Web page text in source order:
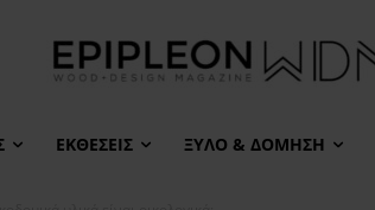
ΕΚΘΈΣΕΙΣ ΞΎΛΟ & ΔΌΜΗΣΗ